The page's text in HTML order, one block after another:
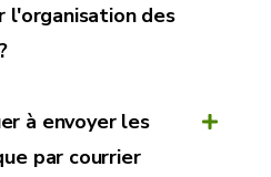
l'organisation des
à envoyer les
par courrier